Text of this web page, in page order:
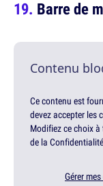
Barre de
Contenu
Ce contenu est
devez accepter les
Modifiez ce choix
de la
Gérer